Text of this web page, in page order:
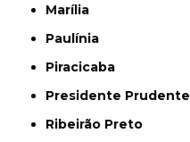
Marília
Paulínia
Piracicaba
Presidente Prudente
Ribeirão Preto